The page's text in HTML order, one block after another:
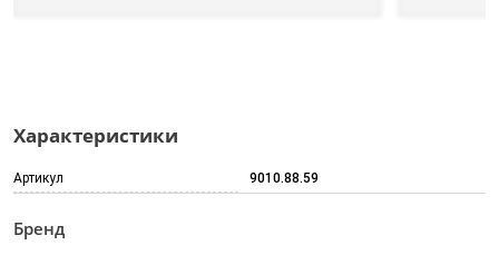
Характеристики
Артикул 9010.88.59
Бренд